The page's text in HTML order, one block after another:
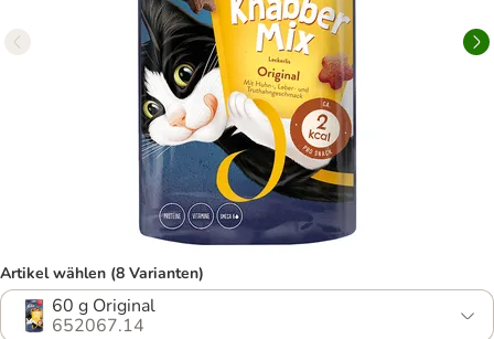
Artikel wählen (8 Varianten)
60 g Original
652067.14